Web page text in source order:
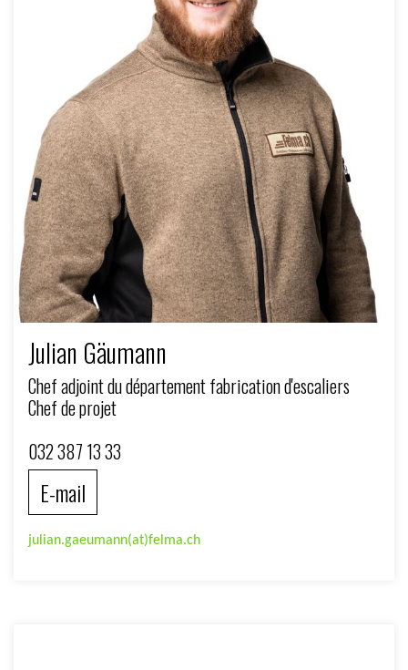
Julian Gäumann
Chef adjoint du département fabrication d'escaliers
Chef de projet
032 387 13 33
E-mail
julian.gaeumann(at)felma.ch